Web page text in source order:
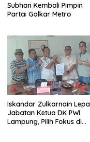
Subhan Kembali Pimpin
Partai Golkar Metro
Iskandar Zulkarnain
Jabatan Ketua DK PWI
Lampung, Pilih Fokus di